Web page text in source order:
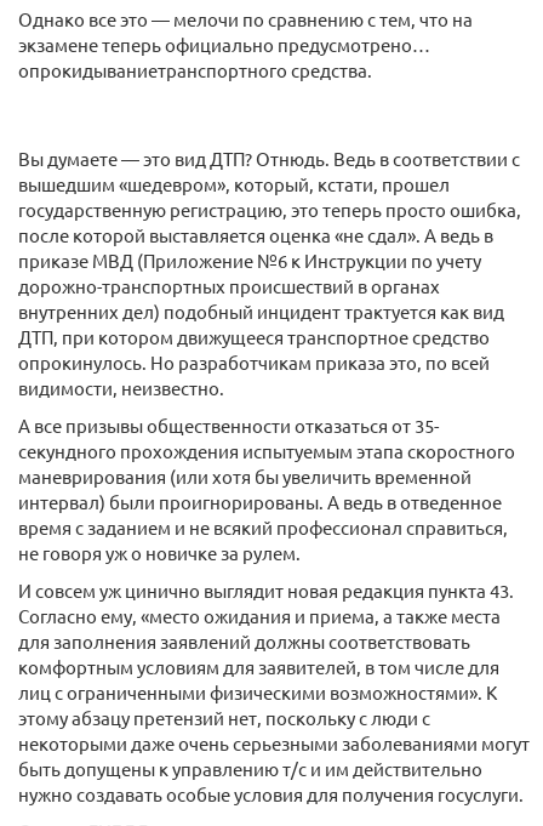
Однако все это — мелочи по сравнению с тем, что на
экзамене теперь официально предусмотрено…
опрокидываниетранспортного средства.
Вы думаете — это вид ДТП? Отнюдь. Ведь в соответствии с
вышедшим «шедевром», который, кстати, прошел
государственную регистрацию, это теперь просто ошибка,
после которой выставляется оценка «не сдал». А ведь в
приказе МВД (Приложение №6 к Инструкции по учету
дорожно-транспортных происшествий в органах
внутренних дел) подобный инцидент трактуется как вид
ДТП, при котором движущееся транспортное средство
опрокинулось. Но разработчикам приказа это, по всей
видимости, неизвестно.
А все призывы общественности отказаться от 35-
секундного прохождения испытуемым этапа скоростного
маневрирования (или хотя бы увеличить временной
интервал) были проигнорированы. А ведь в отведенное
время с заданием и не всякий профессионал справиться,
не говоря уж о новичке за рулем.
И совсем уж цинично выглядит новая редакция пункта 43.
Согласно ему, «место ожидания и приема, а также места
для заполнения заявлений должны соответствовать
комфортным условиям для заявителей, в том числе для
лиц с ограниченными физическими возможностями». К
этому абзацу претензий нет, поскольку с люди с
некоторыми даже очень серьезными заболеваниями могут
быть допущены к управлению т/с и им действительно
нужно создавать особые условия для получения госуслуги.